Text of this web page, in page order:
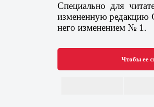
Специально для
измененную редакцию
него изменением № 1.
Чтобы ее